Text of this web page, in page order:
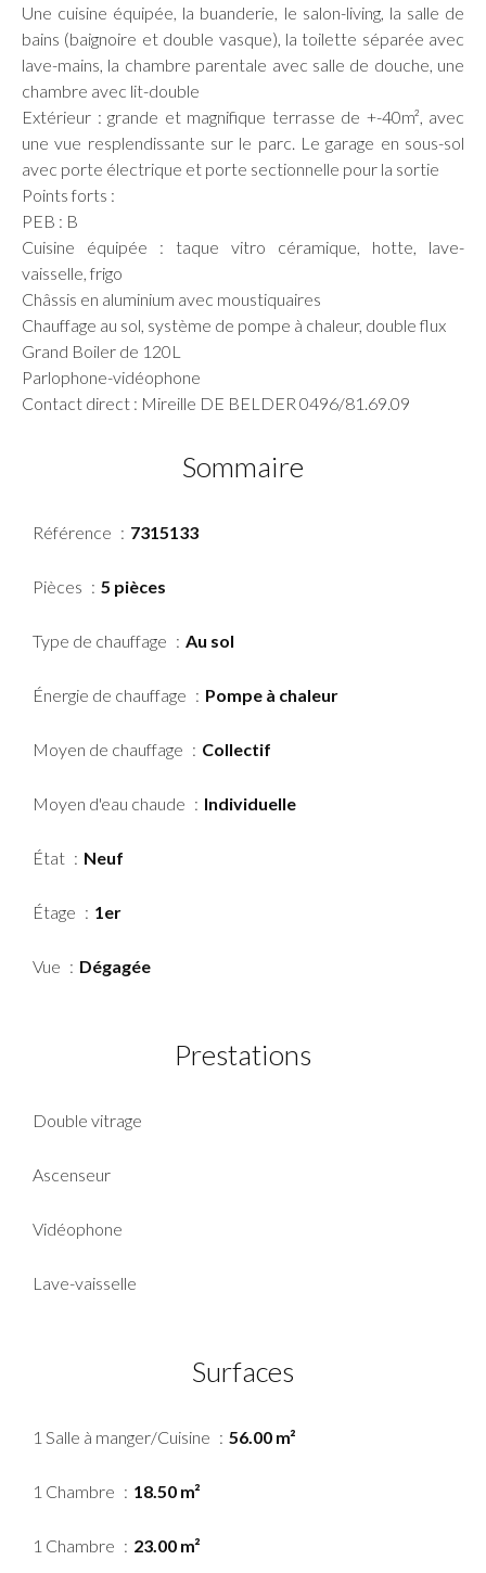
Une cuisine équipée, la buanderie, le salon-living, la salle de
bains (baignoire et double vasque), la toilette séparée avec
lave-mains, la chambre parentale avec salle de douche, une
chambre avec lit-double
Extérieur : grande et magnifique terrasse de +-40m², avec
une vue resplendissante sur le parc. Le garage en sous-sol
avec porte électrique et porte sectionnelle pour la sortie
Points forts :
PEB : B
Cuisine équipée : taque vitro céramique, hotte, lave-
vaisselle, frigo
Châssis en aluminium avec moustiquaires
Chauffage au sol, système de pompe à chaleur, double flux
Grand Boiler de 120L
Parlophone-vidéophone
Contact direct : Mireille DE BELDER 0496/81.69.09
Sommaire
Référence 7315133
Pièces 5 pièces
Type de chauffage Au sol
Énergie de chauffage Pompe à chaleur
Moyen de chauffage Collectif
Moyen d'eau chaude Individuelle
État Neuf
Étage 1er
Vue Dégagée
Prestations
Double vitrage
Ascenseur
Vidéophone
Lave-vaisselle
Surfaces
1 Salle à manger/Cuisine 56.00 m²
1 Chambre 18.50 m²
1 Chambre 23.00 m²